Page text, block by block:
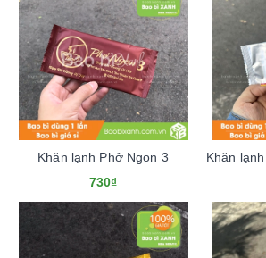
Khăn lạnh Phở Ngon 3
730₫